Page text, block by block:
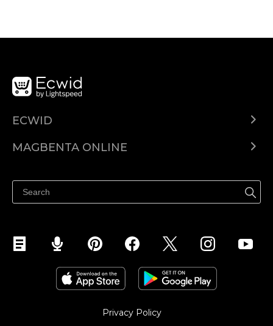
ECWID
Help center
MAGBENTA ONLINE
Ibenta sa Facebook
Privacy Policy